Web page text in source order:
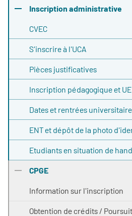
Inscription administrative
CVEC
S'inscrire à l'UCA
Pièces justificatives
Inscription pédagogique et
Dates et rentrées
ENT et dépôt de la photo
Etudiants en situation de
CPGE
Information sur l'inscription
Obtention de crédits /